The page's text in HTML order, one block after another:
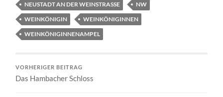
NEUSTADT AN DER WEINSTRASSE
NW
WEINKÖNIGIN
WEINKÖNIGINNEN
WEINKÖNIGINNENAMPEL
VORHERIGER BEITRAG
Das Hambacher Schloss